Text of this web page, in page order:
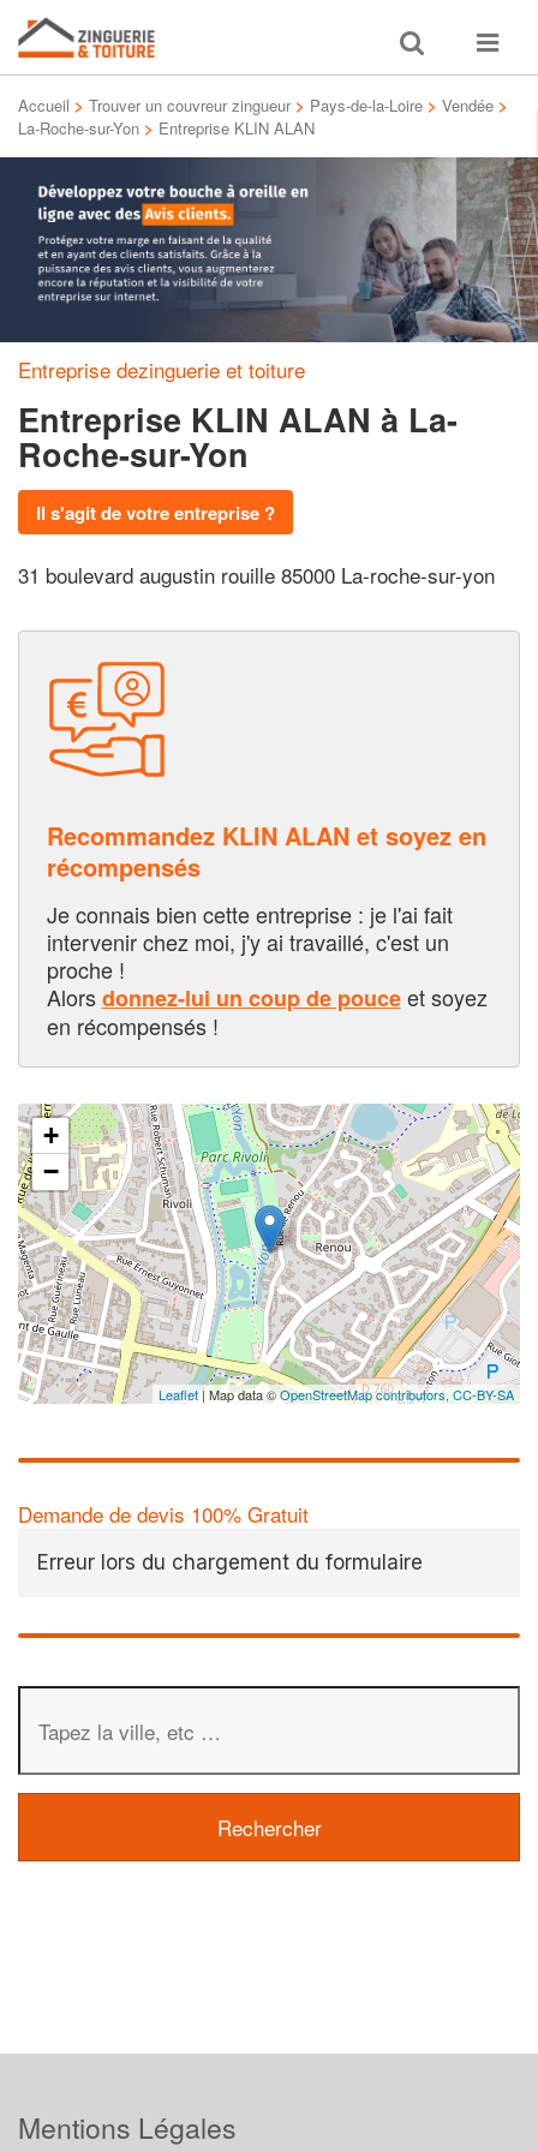
Toggle
search
Toggle
Accueil > Trouver un couvreur zingueur > Pays-de-la-Loire > Vendée >
La-Roche-sur-Yon > Entreprise KLIN ALAN
Entreprise dezinguerie et toiture
Entreprise KLIN ALAN à La-
Roche-sur-Yon
Il s'agit de votre entreprise ?
31 boulevard augustin rouille 85000 La-roche-sur-yon
Recommandez KLIN ALAN et soyez en
récompensés
Je connais bien cette entreprise : je l'ai fait
intervenir chez moi, j'y ai travaillé, c'est un
proche !
Alorsdonnez-lui un coup de pouceet soyez
en récompensés !
+
−
Leaflet| Map data ©OpenStreetMap contributors, CC-BY-SA
Demande de devis 100% Gratuit
Erreur lors du chargement du formulaire
Mentions Légales